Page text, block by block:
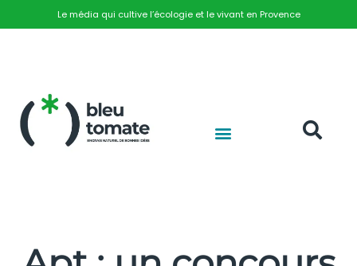
Le média qui cultive l’écologie et le vivant en Provence